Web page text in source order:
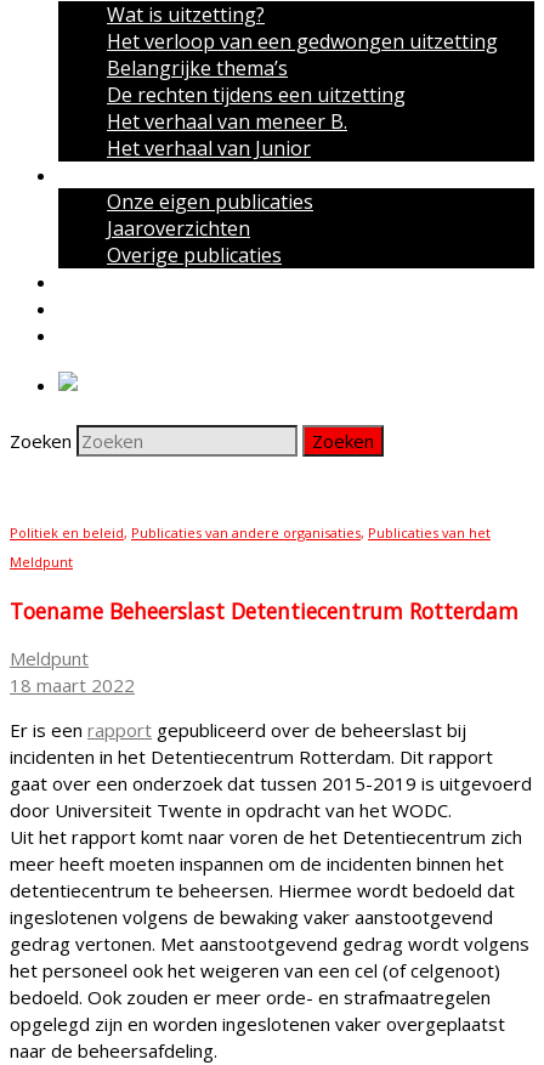
Wat is uitzetting?
Het verloop van een gedwongen uitzetting
Belangrijke thema’s
De rechten tijdens een uitzetting
Het verhaal van meneer B.
Het verhaal van Junior
Onze eigen publicaties
Jaaroverzichten
Overige publicaties
Zoeken
Politiek en beleid, Publicaties van andere organisaties, Publicaties van het
Meldpunt
Toename Beheerslast Detentiecentrum Rotterdam
Meldpunt
18 maart 2022
Er is een rapport gepubliceerd over de beheerslast bij
incidenten in het Detentiecentrum Rotterdam. Dit rapport
gaat over een onderzoek dat tussen 2015-2019 is uitgevoerd
door Universiteit Twente in opdracht van het WODC.
Uit het rapport komt naar voren de het Detentiecentrum zich
meer heeft moeten inspannen om de incidenten binnen het
detentiecentrum te beheersen. Hiermee wordt bedoeld dat
ingeslotenen volgens de bewaking vaker aanstootgevend
gedrag vertonen. Met aanstootgevend gedrag wordt volgens
het personeel ook het weigeren van een cel (of celgenoot)
bedoeld. Ook zouden er meer orde- en strafmaatregelen
opgelegd zijn en worden ingeslotenen vaker overgeplaatst
naar de beheersafdeling.